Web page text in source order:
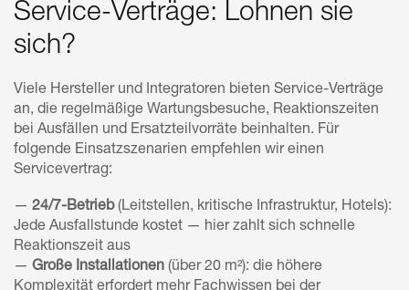
Service-Verträge: Lohnen sie
sich?
Viele Hersteller und Integratoren bieten Service-Verträge
an, die regelmäßige Wartungsbesuche, Reaktionszeiten
bei Ausfällen und Ersatzteilvorräte beinhalten. Für
folgende Einsatzszenarien empfehlen wir einen
Servicevertrag:
— 24/7-Betrieb(Leitstellen, kritische Infrastruktur, Hotels):
Jede Ausfallstunde kostet — hier zahlt sich schnelle
Reaktionszeit aus
— Große Installationen (über 20 m²): die höhere